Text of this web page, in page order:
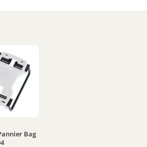
of 5 out of 5 stars
Bag